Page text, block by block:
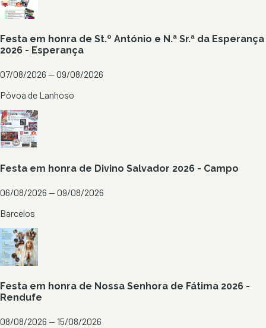
Festa em honra de St.º António e N.ª Sr.ª da Esperança
2026 - Esperança
07/08/2026 — 09/08/2026
Póvoa de Lanhoso
Festa em honra de Divino Salvador 2026 - Campo
06/08/2026 — 09/08/2026
Barcelos
Festa em honra de Nossa Senhora de Fátima 2026 -
Rendufe
08/08/2026 — 15/08/2026